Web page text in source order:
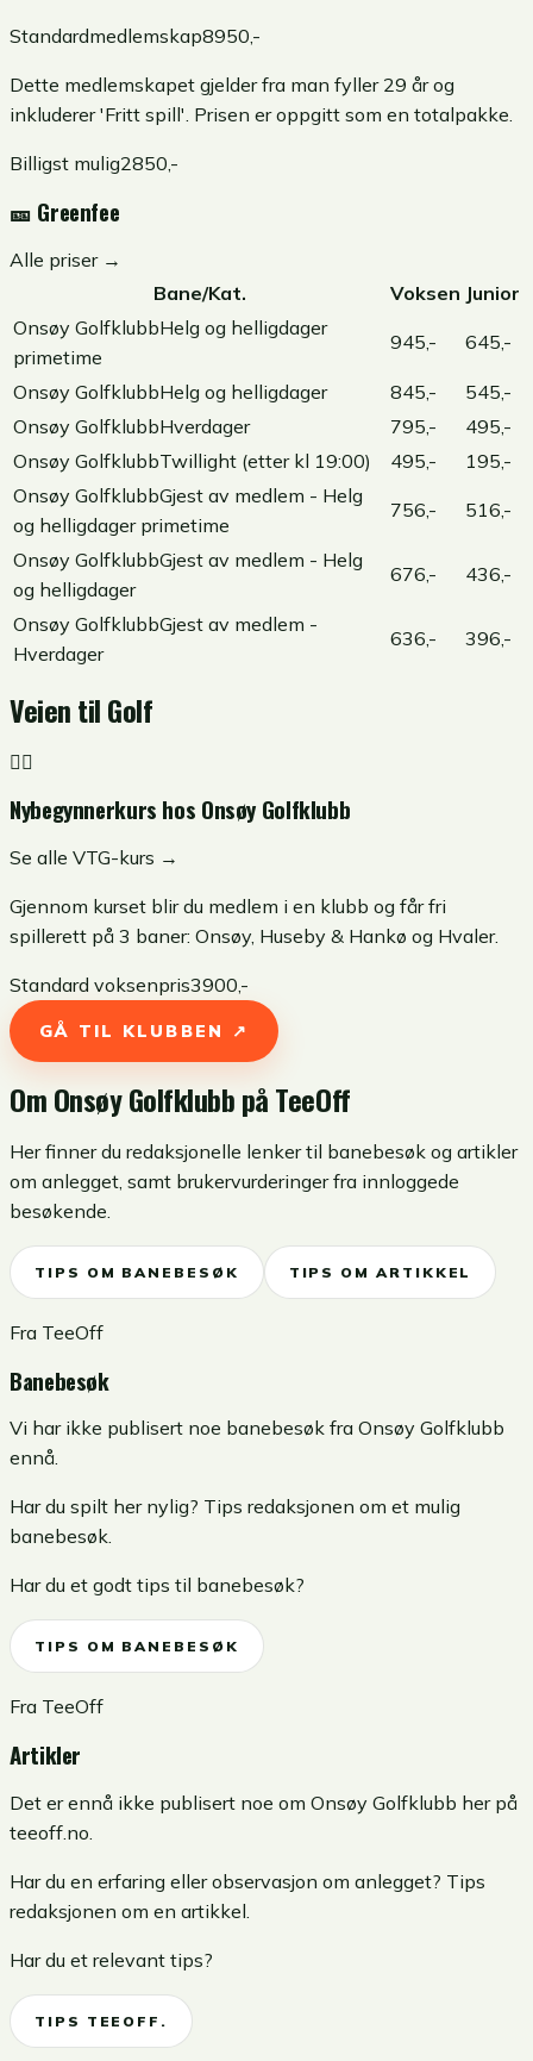
Standardmedlemskap8950,-
Dette medlemskapet gjelder fra man fyller 29 år og
inkluderer 'Fritt spill'. Prisen er oppgitt som en totalpakke.
Billigst mulig2850,-
🎫 Greenfee
Alle priser →
Bane/Kat.
Voksen Junior
Onsøy GolfklubbHelg og helligdager
primetime
945,- 645,-
Onsøy GolfklubbHelg og helligdager 845,-
545,-
Onsøy GolfklubbHverdager 795,-
495,-
Onsøy GolfklubbTwillight (etter kl 19:00) 495,-
195,-
Onsøy GolfklubbGjest av medlem - Helg
og helligdager primetime
756,- 516,-
Onsøy GolfklubbGjest av medlem - Helg
og helligdager
676,- 436,-
Onsøy GolfklubbGjest av medlem -
Hverdager
636,- 396,-
Veien til Golf
🏌️‍♂️
Nybegynnerkurs hos Onsøy Golfklubb
Se alle VTG-kurs →
Gjennom kurset blir du medlem i en klubb og får fri
spillerett på 3 baner: Onsøy, Huseby & Hankø og Hvaler.
Standard voksenpris3900,-
GÅ TIL KLUBBEN ↗
OmOnsøy Golfklubbpå TeeOff
Her finner du redaksjonelle lenker til banebesøk og artikler
om anlegget, samt brukervurderinger fra innloggede
besøkende.
TIPS OM BANEBESØK TIPS OM ARTIKKEL
Fra TeeOff
Banebesøk
Vi har ikke publisert noe banebesøk fra Onsøy Golfklubb
ennå.
Har du spilt her nylig? Tips redaksjonen om et mulig
banebesøk.
Har du et godt tips til banebesøk?
TIPS OM BANEBESØK
Fra TeeOff
Artikler
Det er ennå ikke publisert noe om Onsøy Golfklubb her på
teeoff.no.
Har du en erfaring eller observasjon om anlegget? Tips
redaksjonen om en artikkel.
Har du et relevant tips?
TIPS TEEOFF.